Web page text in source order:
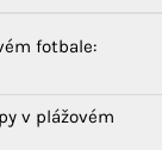
fotbale:
v plážovém